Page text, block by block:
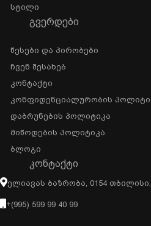
Სტილი
ᲒᲕᲔᲠᲓᲔᲑᲘ
Წესები Და Პირობები
Ჩვენ Შესახებ
Კონტაქტი
Კონფიდენციალურობის
Დაბრუნების Პოლიტიკა
Მიწოდების Პოლიტიკა
Ბლოგი
ᲙᲝᲜᲢᲐᲥᲢᲘ
Ელიავას Ბაზრობა, 0154
+(995) 599 99 40 99